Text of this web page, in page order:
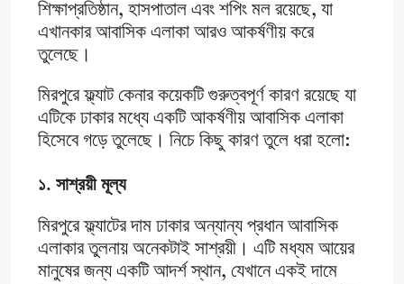
শিক্ষাপ্রতিষ্ঠান, হাসপাতাল এবং শপিং মল রয়েছে, যা
এখানকার আবাসিক এলাকা আরও আকর্ষণীয় করে
তুলেছে।
মিরপুরে ফ্ল্যাট কেনার কয়েকটি গুরুত্বপূর্ণ কারণ রয়েছে যা
এটিকে ঢাকার মধ্যে একটি আকর্ষণীয় আবাসিক এলাকা
হিসেবে গড়ে তুলেছে। নিচে কিছু কারণ তুলে ধরা হলো:
১. সাশ্রয়ী মূল্য
মিরপুরে ফ্ল্যাটের দাম ঢাকার অন্যান্য প্রধান আবাসিক
এলাকার তুলনায় অনেকটাই সাশ্রয়ী। এটি মধ্যম আয়ের
মানুষের জন্য একটি আদর্শ স্থান, যেখানে একই দামে